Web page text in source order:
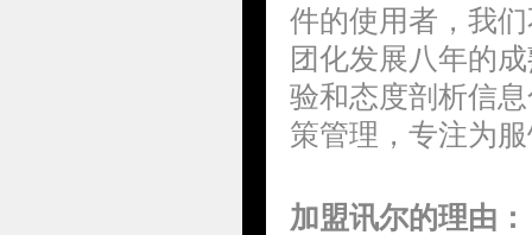
件的使用者，我
团化发展八年的
验和态度剖析信
策管理，专注为
加盟讯尔的理由：